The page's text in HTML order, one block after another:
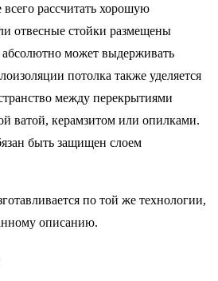
рассчитать хорошую
отвесные стойки размещены
может выдерживать
потолка также уделяется
между перекрытиями
ватой, керамзитом или опилками.
быть защищен слоем
по той же технологии,
описанию.